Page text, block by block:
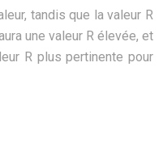
tandis que la valeur R
une valeur R élevée, et
R plus pertinente pour